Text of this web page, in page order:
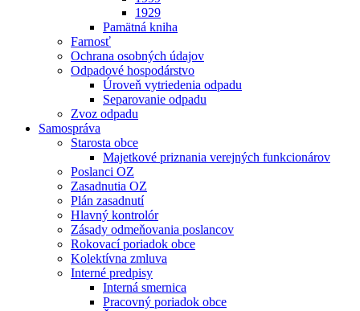
1929
Pamätná kniha
Farnosť
Ochrana osobných údajov
Odpadové hospodárstvo
Úroveň vytriedenia odpadu
Separovanie odpadu
Zvoz odpadu
Samospráva
Starosta obce
Majetkové priznania verejných funkcionárov
Poslanci OZ
Zasadnutia OZ
Plán zasadnutí
Hlavný kontrolór
Zásady odmeňovania poslancov
Rokovací poriadok obce
Kolektívna zmluva
Interné predpisy
Interná smernica
Pracovný poriadok obce